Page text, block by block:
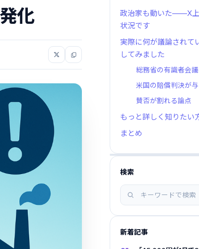
化
政治家も動いた——X
状況です
実際に何が議論されて
してみました
総務省の有識者会
米国の賠償判決が
賛否が割れる論点
もっと詳しく知りたい
まとめ
検索
記
事
を
検
新着記事